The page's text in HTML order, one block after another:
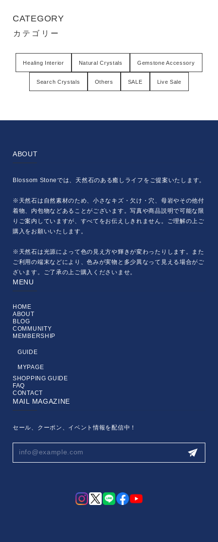
CATEGORY
カテゴリー
Healing Interior Natural Crystals Gemstone Accessory
Search Crystals Others SALE Live Sale
ABOUT
Blossom Stoneでは、天然石のある癒しライフをご提案いたします。
※天然石は自然素材のため、小さなキズ・欠け・穴、母岩やその他付
着物、内包物などあることがございます。写真や商品説明で可能な限
りご案内していますが、すべてをお伝えしきれません。ご理解の上ご
購入をお願いいたします。
※天然石は光源によって色の見え方や輝きが変わったりします。また
ご利用の端末などにより、色みが実物と多少異なって見える場合がご
ざいます。ご了承の上ご購入くださいませ。
MENU
HOME
ABOUT
BLOG
COMMUNITY
MEMBERSHIP
GUIDE
MYPAGE
SHOPPING GUIDE
FAQ
CONTACT
MAIL MAGAZINE
セール、クーポン、イベント情報を配信中！